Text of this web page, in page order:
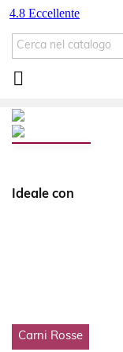

Ideale con
Carni Rosse